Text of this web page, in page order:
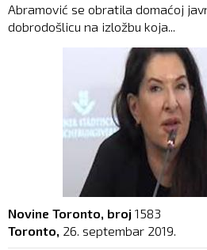
Abramović se obratila domaćoj
dobrodošlicu na izložbu koja...
Novine Toronto, broj 1583
Toronto, 26. septembar 2019.